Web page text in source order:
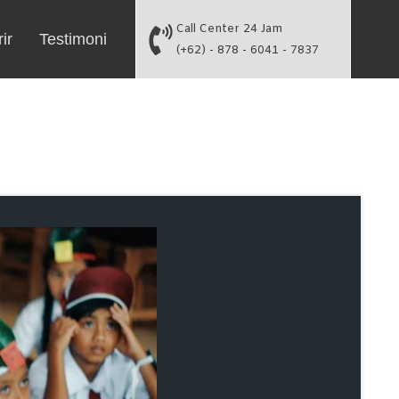
Testimoni
Call Center 24 Jam
(+62) - 878 - 6041 - 7837